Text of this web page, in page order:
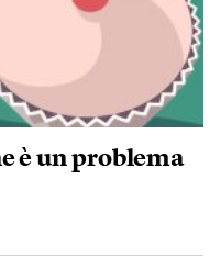
è un problema